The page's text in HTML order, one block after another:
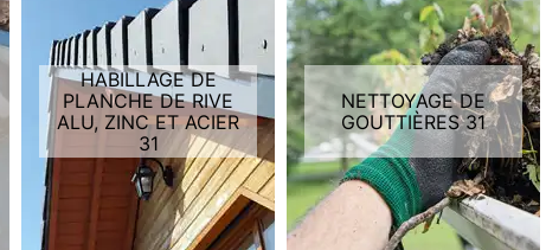
HABILLAGE DE
PLANCHE DE RIVE
ALU, ZINC ET ACIER
31
NETTOYAGE DE
GOUTTIÈRES 31